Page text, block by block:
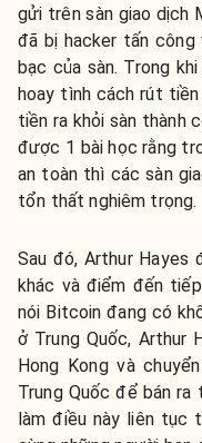
gửi trên sàn giao dịch
đã bị hacker tấn
bạc của sàn. Trong
hoay tình cách rút
tiền ra khỏi sàn thành
được 1 bài học rằng
an toàn thì các sàn
tổn thất nghiêm trọng.
Sau đó, Arthur Hayes
khác và điểm đến
nói Bitcoin đang có
ở Trung Quốc, Arthur
Hong Kong và
Trung Quốc để bán ra
làm điều này liên tục